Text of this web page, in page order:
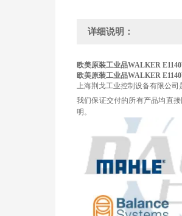
详细说明：
欧美原装工业品WALKER
欧美原装工业品WALKER
上海荆戈工业控制设备有限公
我们保证交付的所有产品均直
明。